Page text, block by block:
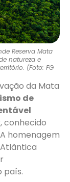
Reserva Mata
natureza e
(Foto: FG
da Mata
de
, conhecido
homenagem
país.